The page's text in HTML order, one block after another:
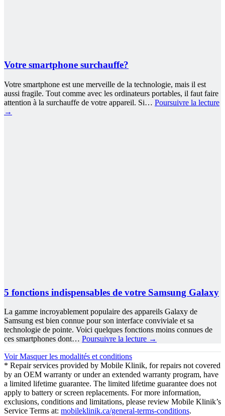
Votre smartphone surchauffe?
Votre smartphone est une merveille de la technologie, mais il est
aussi fragile. Tout comme avec les ordinateurs portables, il faut faire
attention à la surchauffe de votre appareil. Si… Poursuivre la lecture
→
5 fonctions indispensables de votre Samsung Galaxy
La gamme incroyablement populaire des appareils Galaxy de
Samsung est bien connue pour son interface conviviale et sa
technologie de pointe. Voici quelques fonctions moins connues de
ces smartphones dont… Poursuivre la lecture →
Voir Masquerles modalités et conditions
* Repair services provided by Mobile Klinik, for repairs not covered
by an OEM warranty or under an extended warranty program, have
a limited lifetime guarantee. The limited lifetime guarantee does not
apply to battery or screen replacements. For more information,
exclusions, conditions and limitations, please review Mobile Klinik’s
Service Terms at: mobileklinik.ca/general-terms-conditions.